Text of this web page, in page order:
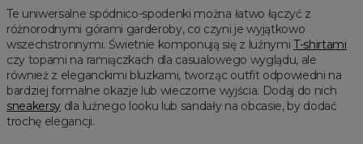
Te uniwersalne spódnico-spodenki można łatwo łączyć z
różnorodnymi górami garderoby, co czyni je wyjątkowo
wszechstronnymi. Świetnie komponują się z luźnymi T-shirtami
czy topami na ramiączkach dla casualowego wyglądu, ale
również z eleganckimi bluzkami, tworząc outfit odpowiedni na
bardziej formalne okazje lub wieczorne wyjścia. Dodaj do nich
sneakersy dla luźnego looku lub sandały na obcasie, by dodać
trochę elegancji.